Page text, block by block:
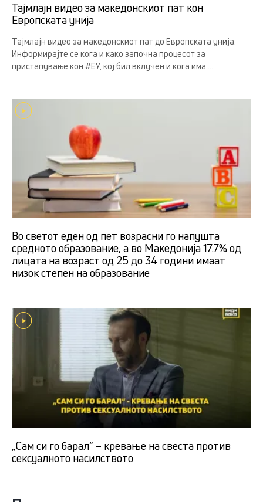
Тајмлајн видео за македонскиот пат кон
Европската унија
Тајмлајн видео за македонскиот пат до Европската унија.
Информирајте се кога и како започна процесот за
пристапување кон #ЕУ, кој бил вклучен и кога има ...
Во светот еден од пет возрасни го напушта
средното образование, а во Македонија 17.7% од
лицата на возраст од 25 до 34 години имаат
низок степен на образование
„Сам си го барал“ – кревање на свеста против
сексуалното насилството